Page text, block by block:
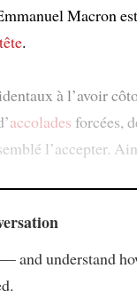
Macron
.
à l’avoir
accolades forcées,
l’accepter.
and understand